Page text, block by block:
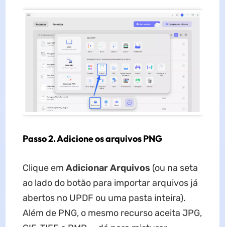
Passo 2. Adicione os arquivos PNG
Clique em Adicionar Arquivos (ou na seta
ao lado do botão para importar arquivos já
abertos no UPDF ou uma pasta inteira).
Além de PNG, o mesmo recurso aceita JPG,